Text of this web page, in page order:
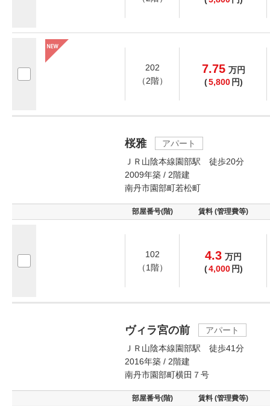
202
（2階）
7.75 万円
(5,800 円)
桜雅
アパート
ＪＲ山陰本線園部駅 徒歩20分
2009年築 / 2階建
南丹市園部町若松町
部屋番号(階) 賃料 (管理費等)
102
（1階）
4.3 万円
(4,000 円)
ヴィラ宮の前
アパート
ＪＲ山陰本線園部駅 徒歩41分
2016年築 / 2階建
南丹市園部町横田７号
部屋番号(階) 賃料 (管理費等)